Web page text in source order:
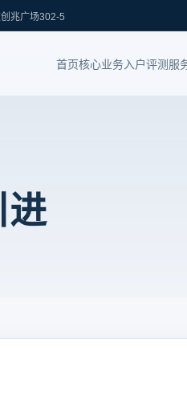
兆广场302-5
首页核心业务入户评测 服
进